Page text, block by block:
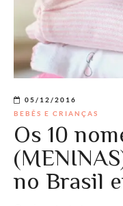
05/12/2016
BEBÊS E CRIANÇAS
Os 10
no Brasil